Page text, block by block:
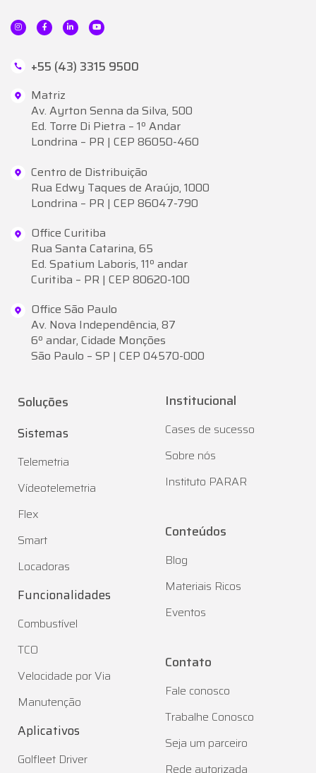
+55 (43) 3315 9500
Matriz
Av. Ayrton Senna da Silva, 500
Ed. Torre Di Pietra – 1º Andar
Londrina – PR | CEP 86050-460
Centro de Distribuição
Rua Edwy Taques de Araújo, 1000
Londrina – PR | CEP 86047-790
Office Curitiba
Rua Santa Catarina, 65
Ed. Spatium Laboris, 11º andar
Curitiba – PR | CEP 80620-100
Office São Paulo
Av. Nova Independência, 87
6º andar, Cidade Monções
São Paulo – SP | CEP 04570-000
Soluções
Sistemas
Telemetria
Vídeotelemetria
Flex
Smart
Locadoras
Funcionalidades
Combustível
TCO
Velocidade por Via
Manutenção
Aplicativos
Golfleet Driver
Institucional
Cases de sucesso
Sobre nós
Instituto PARAR
Conteúdos
Blog
Materiais Ricos
Eventos
Contato
Fale conosco
Trabalhe Conosco
Seja um parceiro
Rede autorizada